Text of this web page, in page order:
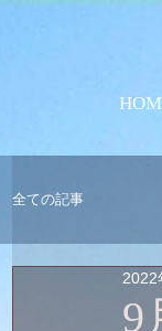
全ての記事
9
2022